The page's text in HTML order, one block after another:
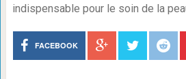
indispensable pour le soin de la
FACEBOOK